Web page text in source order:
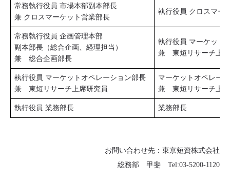
常務執行役員 市場本部副本部長
兼 クロスマーケット営業部長
執行役員 クロスマー
常務執行役員 企画管理本部
副本部長（総合企画、経理担当）
兼 総合企画部長
執行役員 マーケット
兼 東短リサーチ上
執行役員 マーケットオペレーション部長
兼 東短リサーチ上席研究員
マーケットオペレー
兼 東短リサーチ上
執行役員 業務部長 業務部長
お問い合わせ先：東京短資株式会社
総務部 甲斐 Tel:03-5200-1120